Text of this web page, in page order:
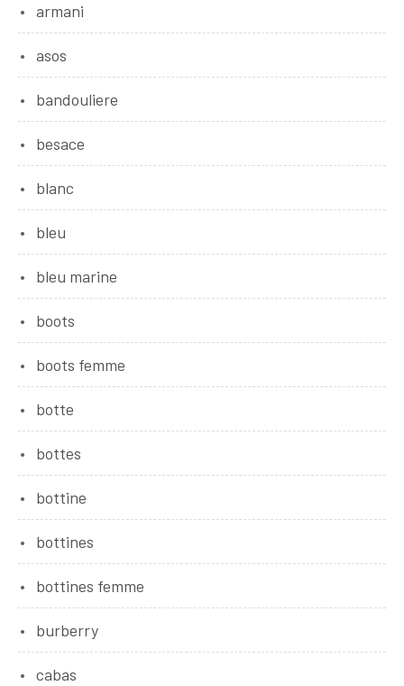
armani
asos
bandouliere
besace
blanc
bleu
bleu marine
boots
boots femme
botte
bottes
bottine
bottines
bottines femme
burberry
cabas